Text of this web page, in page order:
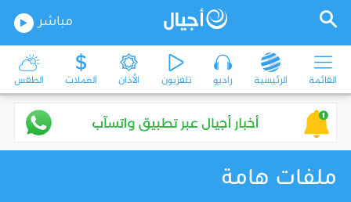
مباشر
القائمة الرئيسية راديو تلفزيون الأذان العملات الطقس
ملفات هامة